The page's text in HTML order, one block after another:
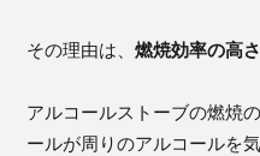
その理由は、燃焼効率の高さ
アルコールストーブの燃焼
ールが周りのアルコールを